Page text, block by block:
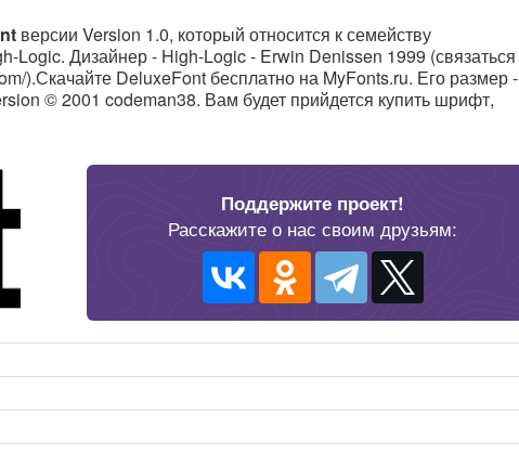
версии Version 1.0, который относится к семейству
Logic. Дизайнер - High-Logic - Erwin Denissen 1999 (связаться
).Скачайте DeluxeFont бесплатно на MyFonts.ru. Его размер -
© 2001 codeman38. Вам будет прийдется купить шрифт,
Поддержите проект!
Расскажите о нас своим друзьям: